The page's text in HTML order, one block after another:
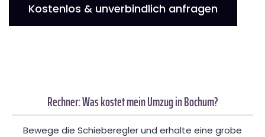
Kostenlos & unverbindlich anfragen
Rechner: Was kostet mein Umzug in Bochum?
Bewege die Schieberegler und erhalte eine grobe